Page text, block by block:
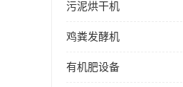
污泥烘干机
鸡粪发酵机
有机肥设备